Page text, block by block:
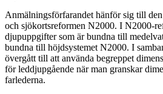
Anmälningsförfarandet hänför sig till
och sjökortsreformen N2000. I N2000-
djupuppgifter som är bundna till
bundna till höjdsystemet N2000. I
övergått till att använda begreppet
för leddjupgående när man granskar
farlederna.